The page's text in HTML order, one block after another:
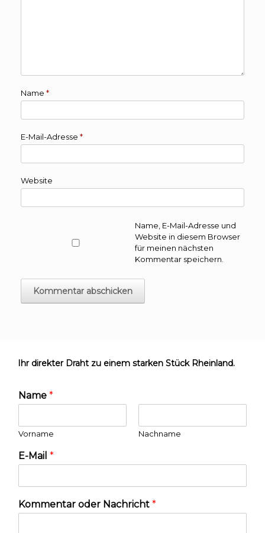
Name *
E-Mail-Adresse *
Website
Name, E-Mail-Adresse und
Website in diesem Browser
für meinen nächsten
Kommentar speichern.
Ihr direkter Draht zu einem starken Stück Rheinland.
Name *
Vorname Nachname
E-Mail *
Kommentar oder Nachricht *